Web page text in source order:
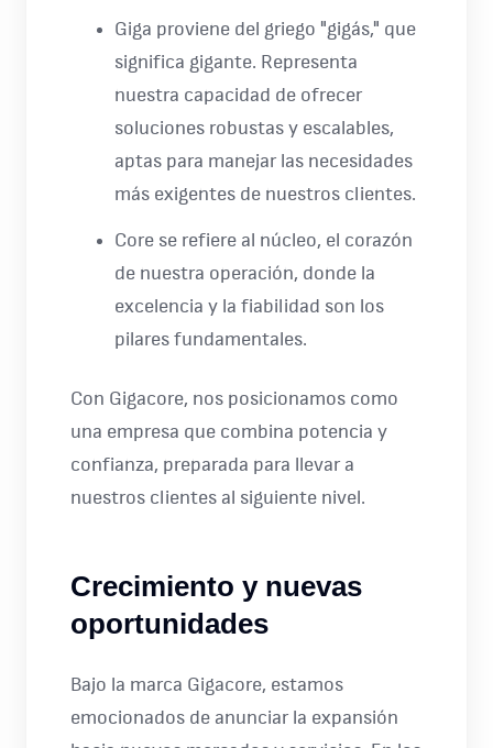
Giga proviene del griego "gigás," que
significa gigante. Representa
nuestra capacidad de ofrecer
soluciones robustas y escalables,
aptas para manejar las necesidades
más exigentes de nuestros clientes.
Core se refiere al núcleo, el corazón
de nuestra operación, donde la
excelencia y la fiabilidad son los
pilares fundamentales.
Con Gigacore, nos posicionamos como
una empresa que combina potencia y
confianza, preparada para llevar a
nuestros clientes al siguiente nivel.
Crecimiento y nuevas
oportunidades
Bajo la marca Gigacore, estamos
emocionados de anunciar la expansión